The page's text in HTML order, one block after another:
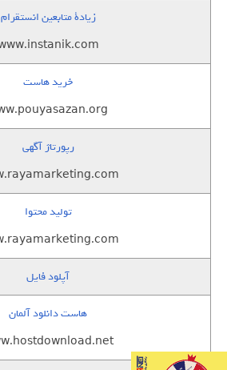
زيادة متابعين انستقرام
خرید هاست
رپورتاژ آگهی
تولید محتوا
آپلود فایل
هاست دانلود آلمان